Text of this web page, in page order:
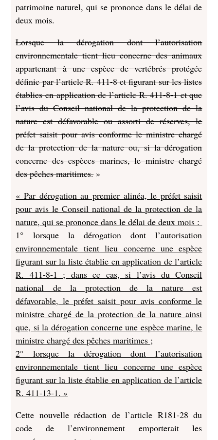
patrimoine naturel, qui se prononce dans le délai de
deux mois.
Lorsque la dérogation dont l’autorisation
environnementale tient lieu concerne des animaux
appartenant à une espèce de vertébrés protégée
définie par l’article R. 411-8 et figurant sur les listes
établies en application de l’article R. 411-8-1 et que
l’avis du Conseil national de la protection de la
nature est défavorable ou assorti de réserves, le
préfet saisit pour avis conforme le ministre chargé
de la protection de la nature ou, si la dérogation
concerne des espèces marines, le ministre chargé
des pêches maritimes.»
« Par dérogation au premier alinéa, le préfet saisit
pour avis le Conseil national de la protection de la
nature, qui se prononce dans le délai de deux mois :
1° lorsque la dérogation dont l’autorisation
environnementale tient lieu concerne une espèce
figurant sur la liste établie en application de l’article
R. 411-8-1 ; dans ce cas, si l’avis du Conseil
national de la protection de la nature est
défavorable, le préfet saisit pour avis conforme le
ministre chargé de la protection de la nature ainsi
que, si la dérogation concerne une espèce marine, le
ministre chargé des pêches maritimes ;
2° lorsque la dérogation dont l’autorisation
environnementale tient lieu concerne une espèce
figurant sur la liste établie en application de l’article
R. 411-13-1. »
Cette nouvelle rédaction de l’article R181-28 du
code de l’environnement emporterait les